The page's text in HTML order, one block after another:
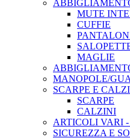
MUTE
CUFFIE
MAGLIE
MANOPOLE/
SCARPE E
SCARPE
CALZINI
ARTICOLI VARI
SICUREZZA E